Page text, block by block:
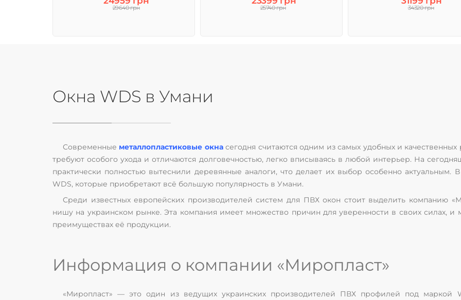
29640 грн 25740 грн 34320 грн
Окна WDS в Умани
Современные металлопластиковые окнасегодня считаются одним из самых удобных и
требуют особого ухода и отличаются долговечностью, легко вписываясь в любой интерьер. На
практически полностью вытеснили деревянные аналоги, что делает их выбор особенно актуальным.
WDS, которые приобретают всё большую популярность в Умани.
Среди известных европейских производителей систем для ПВХ окон стоит выделить компанию
нишу на украинском рынке. Эта компания имеет множество причин для уверенности в своих силах,
преимуществах её продукции.
Информация о компании «Миропласт»
«Миропласт» — это один из ведущих украинских производителей ПВХ профилей под маркой